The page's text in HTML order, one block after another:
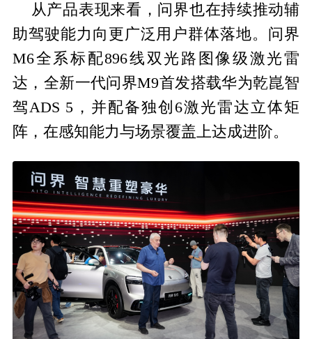
从产品表现来看，问界也在持续推动辅
助驾驶能力向更广泛用户群体落地。问界
M6全系标配896线双光路图像级激光雷
达，全新一代问界M9首发搭载华为乾崑智
驾ADS 5，并配备独创6激光雷达立体矩
阵，在感知能力与场景覆盖上达成进阶。